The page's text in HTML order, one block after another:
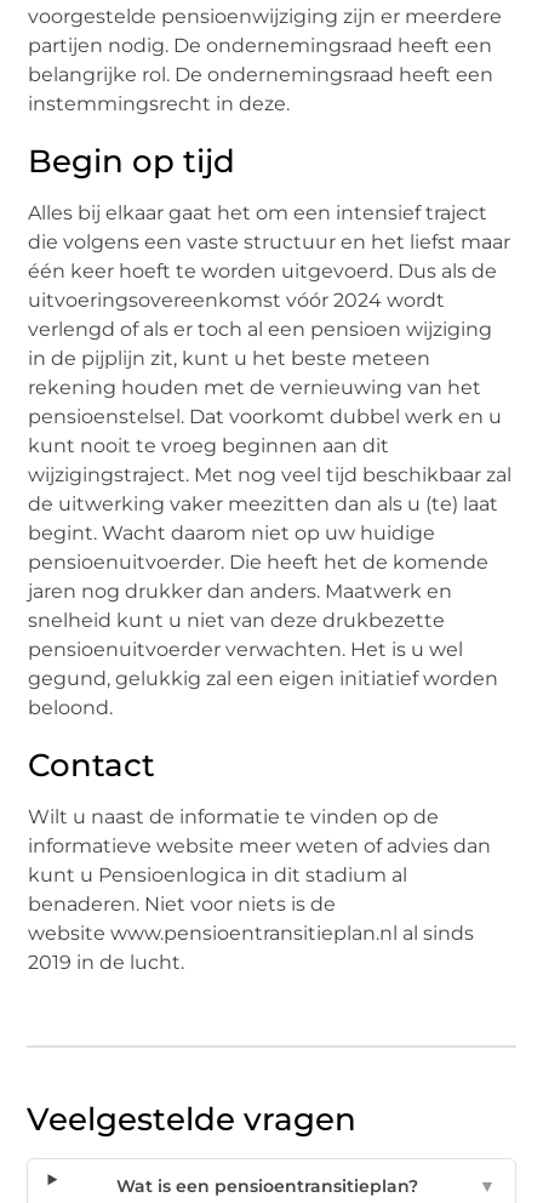
voorgestelde pensioenwijziging zijn er meerdere
partijen nodig. De ondernemingsraad heeft een
belangrijke rol. De ondernemingsraad heeft een
instemmingsrecht in deze.
Begin op tijd
Alles bij elkaar gaat het om een intensief traject
die volgens een vaste structuur en het liefst maar
één keer hoeft te worden uitgevoerd. Dus als de
uitvoeringsovereenkomst vóór 2024 wordt
verlengd of als er toch al een pensioen wijziging
in de pijplijn zit, kunt u het beste meteen
rekening houden met de vernieuwing van het
pensioenstelsel. Dat voorkomt dubbel werk en u
kunt nooit te vroeg beginnen aan dit
wijzigingstraject. Met nog veel tijd beschikbaar zal
de uitwerking vaker meezitten dan als u (te) laat
begint. Wacht daarom niet op uw huidige
pensioenuitvoerder. Die heeft het de komende
jaren nog drukker dan anders. Maatwerk en
snelheid kunt u niet van deze drukbezette
pensioenuitvoerder verwachten. Het is u wel
gegund, gelukkig zal een eigen initiatief worden
beloond.
Contact
Wilt u naast de informatie te vinden op de
informatieve website meer weten of advies dan
kunt u Pensioenlogica in dit stadium al
benaderen. Niet voor niets is de
website www.pensioentransitieplan.nl al sinds
2019 in de lucht.
Veelgestelde vragen
Wat is een pensioentransitieplan? ▼